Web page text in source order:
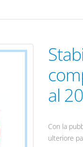
al
Con la
ulteriore